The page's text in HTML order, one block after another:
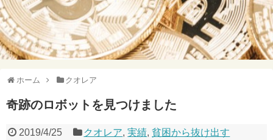
ホーム クオレア
奇跡のロボットを見つけました
2019/4/25 クオレア,実績,貧困から抜け出す